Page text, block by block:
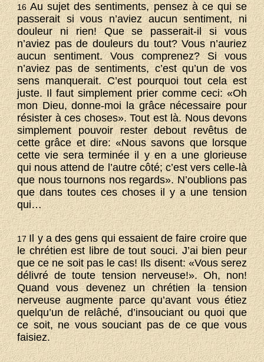
16Au sujet des sentiments, pensez à ce qui se
passerait si vous n’aviez aucun sentiment, ni
douleur ni rien! Que se passerait-il si vous
n’aviez pas de douleurs du tout? Vous n’auriez
aucun sentiment. Vous comprenez? Si vous
n’aviez pas de sentiments, c’est qu’un de vos
sens manquerait. C’est pourquoi tout cela est
juste. Il faut simplement prier comme ceci: «Oh
mon Dieu, donne-moi la grâce nécessaire pour
résister à ces choses». Tout est là. Nous devons
simplement pouvoir rester debout revêtus de
cette grâce et dire: «Nous savons que lorsque
cette vie sera terminée il y en a une glorieuse
qui nous attend de l’autre côté; c’est vers celle-là
que nous tournons nos regards». N’oublions pas
que dans toutes ces choses il y a une tension
qui…
17Il y a des gens qui essaient de faire croire que
le chrétien est libre de tout souci. J’ai bien peur
que ce ne soit pas le cas! Ils disent: «Vous serez
délivré de toute tension nerveuse!». Oh, non!
Quand vous devenez un chrétien la tension
nerveuse augmente parce qu’avant vous étiez
quelqu’un de relâché, d’insouciant ou quoi que
ce soit, ne vous souciant pas de ce que vous
faisiez.